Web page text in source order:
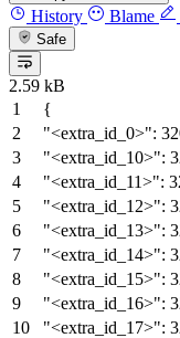
History Blame
Safe
2.59 kB
{
"<extra_id_0>":
"<extra_id_10>":
"<extra_id_11>":
"<extra_id_12>":
"<extra_id_13>":
"<extra_id_14>":
"<extra_id_15>":
"<extra_id_16>":
"<extra_id_17>":